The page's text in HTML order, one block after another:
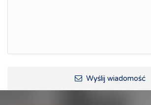
Wyślij wiadomość